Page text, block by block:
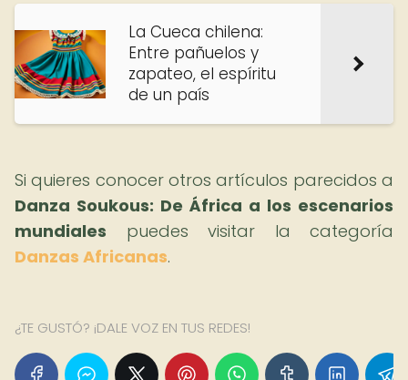
La Cueca chilena:
Entre pañuelos y
zapateo, el espíritu
de un país
Si quieres conocer otros artículos parecidos a
Danza Soukous: De África a los escenarios
mundiales puedes visitar la categoría
Danzas Africanas.
¿TE GUSTÓ? ¡DALE VOZ EN TUS REDES!